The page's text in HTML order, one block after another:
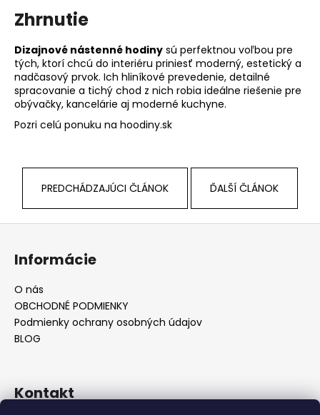
Zhrnutie
Dizajnové nástenné hodiny sú perfektnou voľbou pre
tých, ktorí chcú do interiéru priniesť moderný, estetický a
nadčasový prvok. Ich hliníkové prevedenie, detailné
spracovanie a tichý chod z nich robia ideálne riešenie pre
obývačky, kancelárie aj moderné kuchyne.
Pozri celú ponuku na hoodiny.sk
PREDCHÁDZAJÚCI ČLÁNOK ĎALŠÍ ČLÁNOK
Informácie
O nás
OBCHODNÉ PODMIENKY
Podmienky ochrany osobných údajov
BLOG
Kontakt